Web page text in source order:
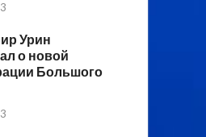
Урин
о новой
Большого